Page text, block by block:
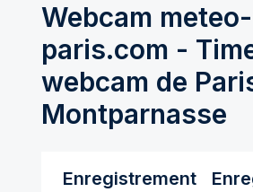
Webcam meteo-
paris.com -
webcam de
Montparnasse
Enregistrement